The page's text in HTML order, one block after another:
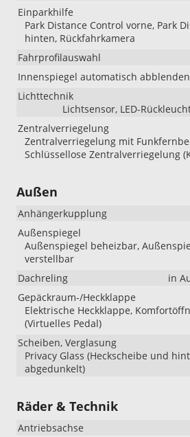
Einparkhilfe
Park Distance Control vorne, Park
hinten, Rückfahrkamera
Fahrprofilauswahl
Innenspiegel automatisch
Lichttechnik
Lichtsensor, LED-
Zentralverriegelung
Zentralverriegelung mit
Schlüssellose Zentralverriegelung
Außen
Anhängerkupplung
Außenspiegel
Außenspiegel beheizbar,
verstellbar
Dachreling
in
Gepäckraum-/Heckklappe
Elektrische Heckklappe,
(Virtuelles Pedal)
Scheiben, Verglasung
Privacy Glass (Heckscheibe und
abgedunkelt)
Räder & Technik
Antriebsachse